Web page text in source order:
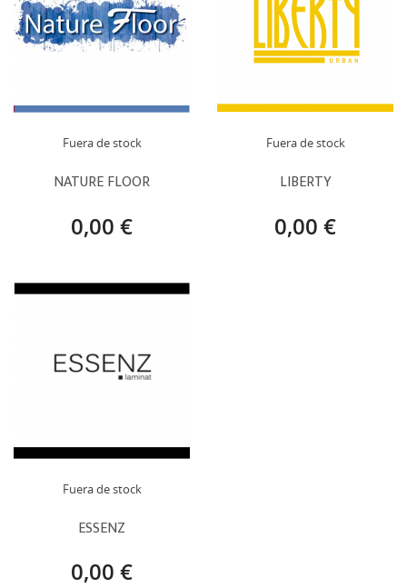
Fuera de stock
NATURE FLOOR
0,00 €
Fuera de stock
LIBERTY
0,00 €
Fuera de stock
ESSENZ
0,00 €